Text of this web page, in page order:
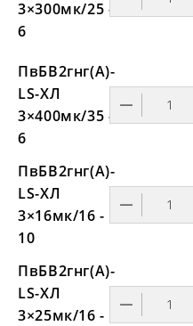
3×300мк/25 -
6
ПвБВ2гнг(А)-
LS-ХЛ
3×400мк/35 -
6
ПвБВ2гнг(А)-
LS-ХЛ
3×16мк/16 -
10
ПвБВ2гнг(А)-
LS-ХЛ
3×25мк/16 -